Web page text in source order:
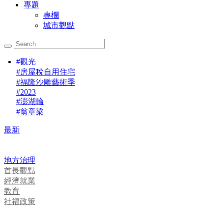
專題
專欄
城市觀點
#觀光
#房屋稅自用住宅
#福隆沙雕藝術季
#2023
#澎湖輪
#翁章梁
最新
地方治理
首長觀點
經濟就業
教育
社福政策